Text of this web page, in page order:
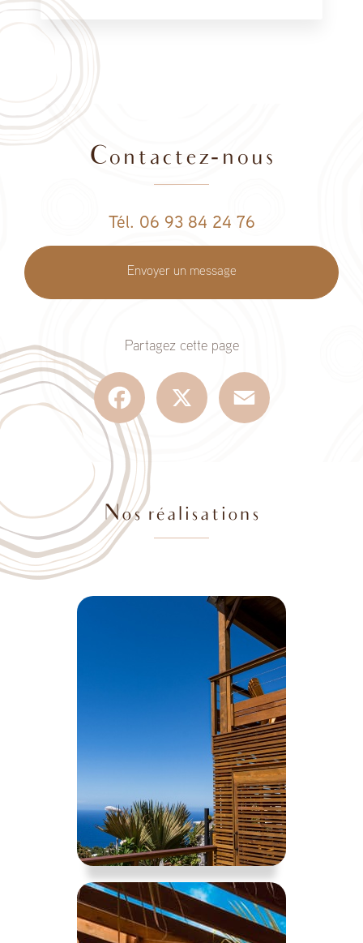
Contactez-nous
Tél. 06 93 84 24 76
Envoyer un message
Partagez cette page
Facebook
Nos réalisations